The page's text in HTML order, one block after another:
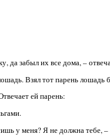
да забыл их все дома, –
Взял тот парень
ей парень:
у меня? Я не должна тебе, –